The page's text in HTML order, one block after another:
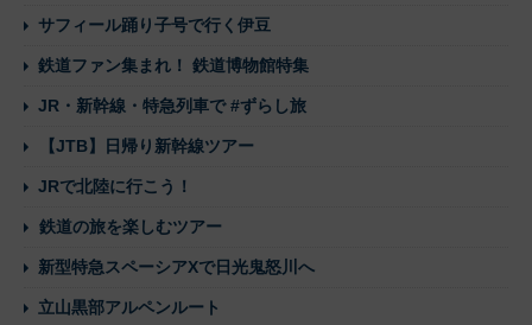
サフィール踊り子号で行く伊豆
鉄道ファン集まれ！ 鉄道博物館特集
JR・新幹線・特急列車で #ずらし旅
【JTB】日帰り新幹線ツアー
JRで北陸に行こう！
鉄道の旅を楽しむツアー
新型特急スペーシアXで日光鬼怒川へ
立山黒部アルペンルート